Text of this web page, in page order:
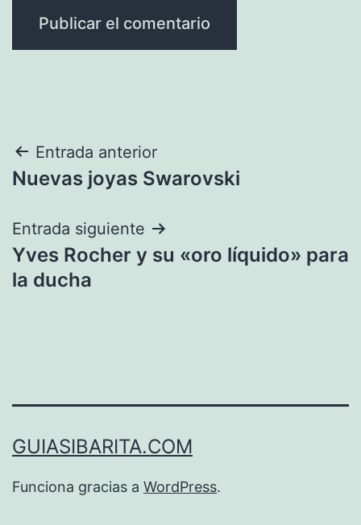
Navegación
de
entradas
Entrada anterior
Nuevas joyas Swarovski
Entrada siguiente
Yves Rocher y su «oro líquido» para
la ducha
GUIASIBARITA.COM
Funciona gracias a WordPress.